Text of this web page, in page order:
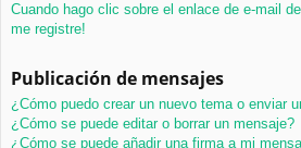
Cuando hago clic sobre el enlace de e-mail
me registre!
Publicación de mensajes
¿Cómo puedo crear un nuevo tema o enviar
¿Cómo se puede editar o borrar un mensaje?
¿Cómo se puede añadir una firma a mi